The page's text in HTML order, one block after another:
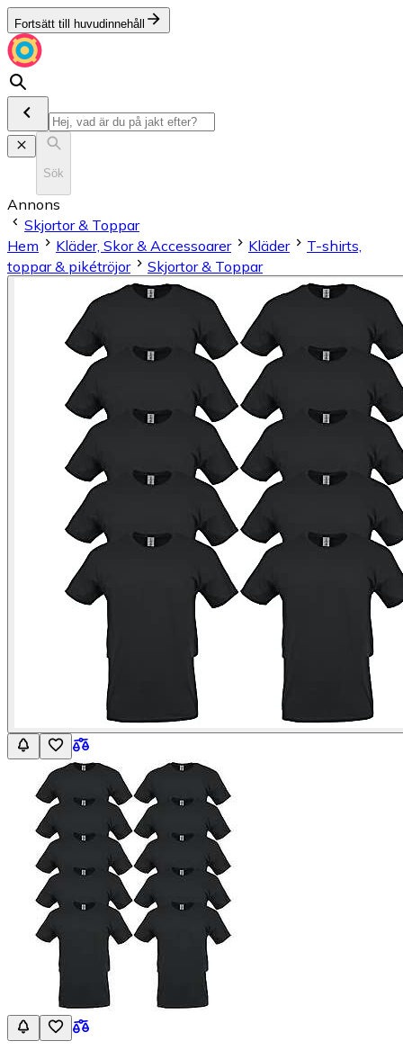
Fortsätt till huvudinnehåll
Sök
Annons
Skjortor & Toppar
Hem
Kläder, Skor & Accessoarer Kläder
T-shirts,
toppar & pikétröjor
Skjortor & Toppar